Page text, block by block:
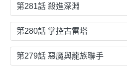
第281話 殺進深淵
第280話 掌控古雷塔
第279話 惡魔與龍族聯手